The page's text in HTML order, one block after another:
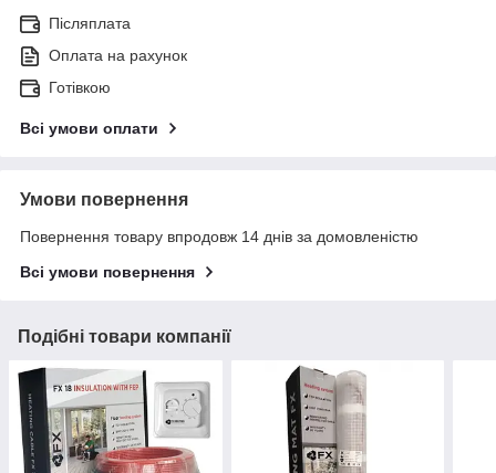
Післяплата
Оплата на рахунок
Готівкою
Всі умови оплати
Умови повернення
Повернення товару впродовж 14 днів за домовленістю
Всі умови повернення
Подібні товари компанії